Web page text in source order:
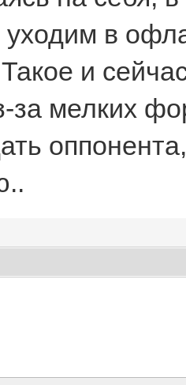
в
и
за мелких